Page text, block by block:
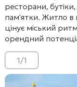
ресторани,
пам'ятки. Житло в
цінує міський
орендний
1/1